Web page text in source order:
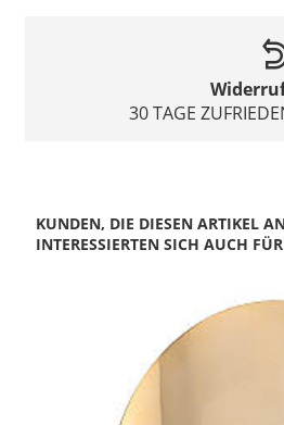
30 TAGE
KUNDEN, DIE DIESEN ARTIKEL
INTERESSIERTEN SICH AUCH